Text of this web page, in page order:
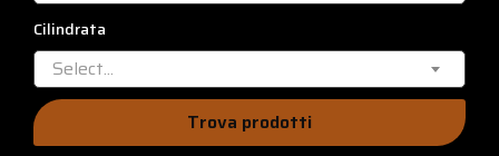
Cilindrata
Select...
Trova prodotti